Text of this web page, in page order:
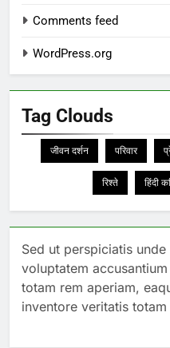
Comments feed
WordPress.org
Tag Clouds
जीवन दर्शन परिवार
रिश्ते हिंदी
Sed ut perspiciatis
voluptatem
totam rem aperiam,
inventore veritatis totam